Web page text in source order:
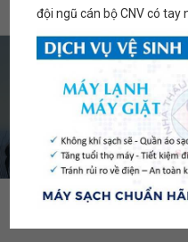
TRANG CHỦ
NHỚT SUNICE SL
VẬT TƯ ĐIỆN LẠNH
TỦ LẠNH GR-
đội ngũ cán bộ CNV có tay